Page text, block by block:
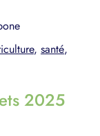
, santé,
2025